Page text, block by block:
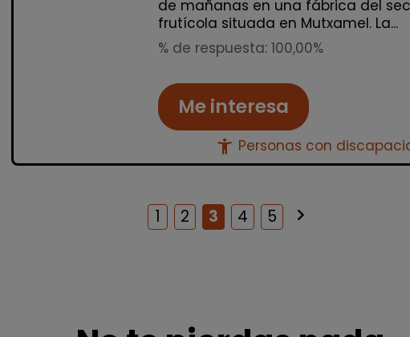
de mañanas en una fábrica del
frutícola situada en Mutxamel. La...
% de respuesta: 100,00%
Me interesa
accessibility_new Personas con
1 2 3 4 5 keyboard_arrow_right